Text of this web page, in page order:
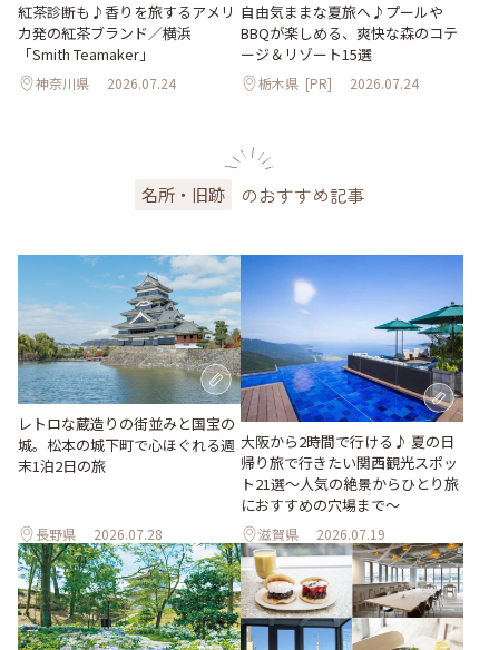
紅茶診断も♪香りを旅するアメリ
カ発の紅茶ブランド／横浜
「Smith Teamaker」
神奈川県 2026.07.24
自由気ままな夏旅へ♪プールや
BBQが楽しめる、爽快な森のコテ
ージ＆リゾート15選
栃木県 [PR] 2026.07.24
名所・旧跡 のおすすめ記事
レトロな蔵造りの街並みと国宝の
城。松本の城下町で心ほぐれる週
末1泊2日の旅
長野県 2026.07.28
大阪から2時間で行ける♪ 夏の日
帰り旅で行きたい関西観光スポッ
ト21選～人気の絶景からひとり旅
におすすめの穴場まで～
滋賀県 2026.07.19